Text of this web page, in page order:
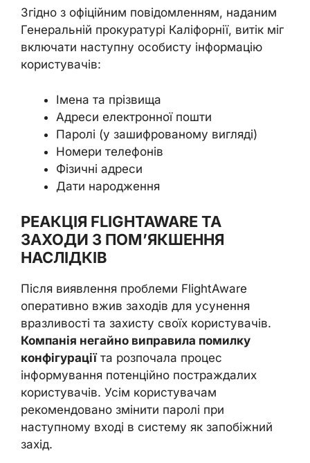
Згідно з офіційним повідомленням, наданим
Генеральній прокуратурі Каліфорнії, витік міг
включати наступну особисту інформацію
користувачів:
Імена та прізвища
Адреси електронної пошти
Паролі (у зашифрованому вигляді)
Номери телефонів
Фізичні адреси
Дати народження
РЕАКЦІЯ FLIGHTAWARE ТА
ЗАХОДИ З ПОМ’ЯКШЕННЯ
НАСЛІДКІВ
Після виявлення проблеми FlightAware
оперативно вжив заходів для усунення
вразливості та захисту своїх користувачів.
Компанія негайно виправила помилку
конфігураціїта розпочала процес
інформування потенційно постраждалих
користувачів. Усім користувачам
рекомендовано змінити паролі при
наступному вході в систему як запобіжний
захід.